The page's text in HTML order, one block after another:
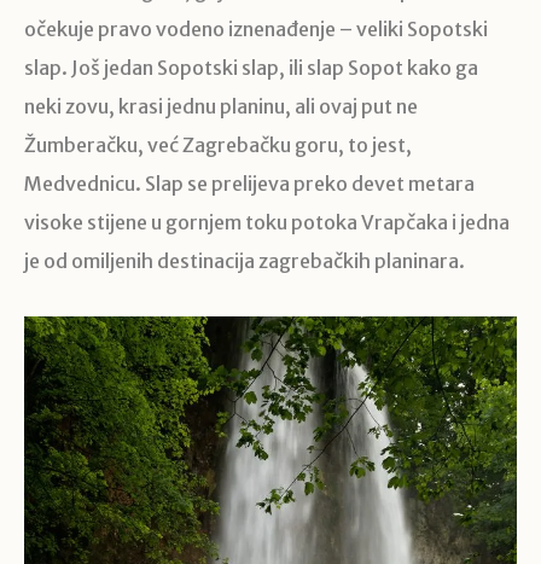
očekuje pravo vodeno iznenađenje – veliki Sopotski
slap. Još jedan Sopotski slap, ili slap Sopot kako ga
neki zovu, krasi jednu planinu, ali ovaj put ne
Žumberačku, već Zagrebačku goru, to jest,
Medvednicu. Slap se prelijeva preko devet metara
visoke stijene u gornjem toku potoka Vrapčaka i jedna
je od omiljenih destinacija zagrebačkih planinara.